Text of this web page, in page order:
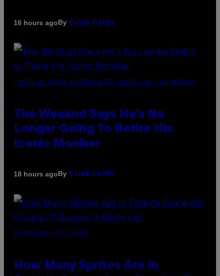
16 hours agoBy Caleb Catlin
(PHOTO BY PEDRO BECERRA/GETTY IMAGES FOR LIVE NATION)
The Weeknd Says He’s No
Longer Going To Retire His
Iconic Moniker
18 hours agoBy Caleb Catlin
SCREENSHOT: EPIC GAMES
How Many Sprites Are in